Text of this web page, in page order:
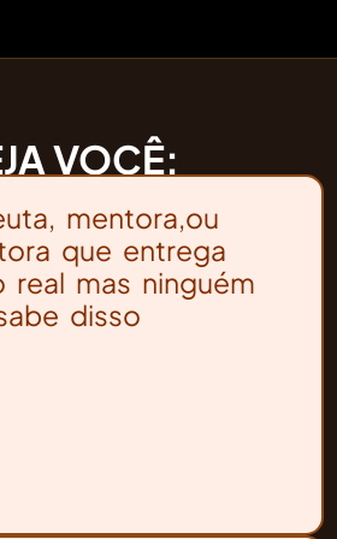
VOCÊ:
mentora,ou
que entrega
real mas ninguém
disso